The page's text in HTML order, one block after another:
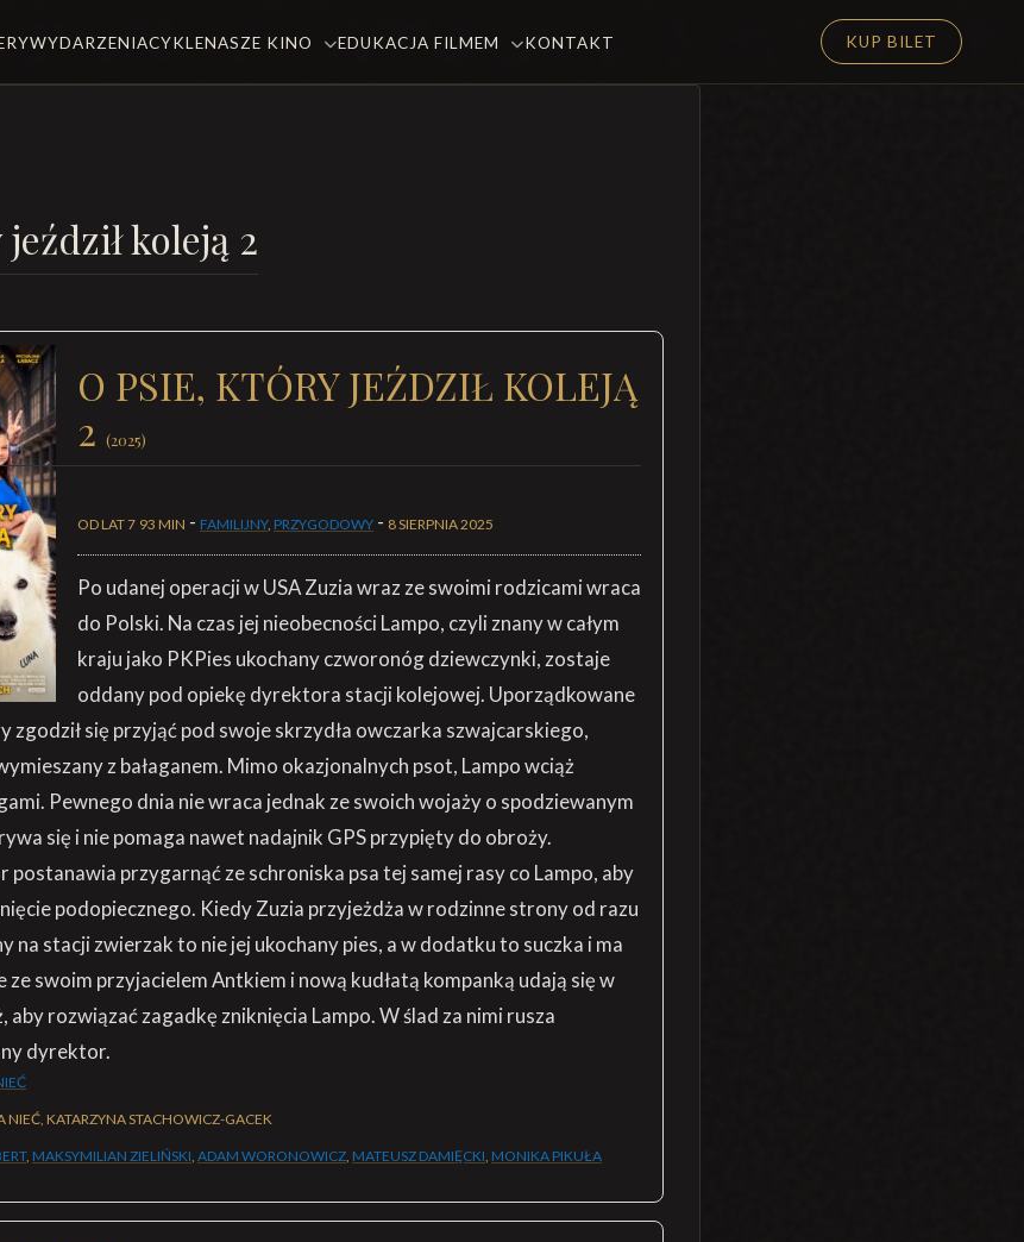
WYDARZENIACYKLENASZE KINO EDUKACJA FILMEM KONTAKT KUP BILET
koleją 2
O PSIE, KTÓRY JEŹDZIŁ KOLEJĄ
2 (2025)
OD LAT 7 93 MIN - FAMILIJNY, PRZYGODOWY - 8 SIERPNIA 2025
Po udanej operacji w USA Zuzia wraz ze swoimi rodzicami wraca
do Polski. Na czas jej nieobecności Lampo, czyli znany w całym
kraju jako PKPies ukochany czworonóg dziewczynki, zostaje
oddany pod opiekę dyrektora stacji kolejowej. Uporządkowane
zgodził się przyjąć pod swoje skrzydła owczarka szwajcarskiego,
z bałaganem. Mimo okazjonalnych psot, Lampo wciąż
Pewnego dnia nie wraca jednak ze swoich wojaży o spodziewanym
się i nie pomaga nawet nadajnik GPS przypięty do obroży.
przygarnąć ze schroniska psa tej samej rasy co Lampo, aby
podopiecznego. Kiedy Zuzia przyjeżdża w rodzinne strony od razu
na stacji zwierzak to nie jej ukochany pies, a w dodatku to suczka i ma
ze swoim przyjacielem Antkiem i nową kudłatą kompanką udają się w
aby rozwiązać zagadkę zniknięcia Lampo. W ślad za nimi rusza
dyrektor.
NIEĆ, KATARZYNA STACHOWICZ-GACEK
, MAKSYMILIAN ZIELIŃSKI, ADAM WORONOWICZ, MATEUSZ DAMIĘCKI, MONIKA PIKUŁA